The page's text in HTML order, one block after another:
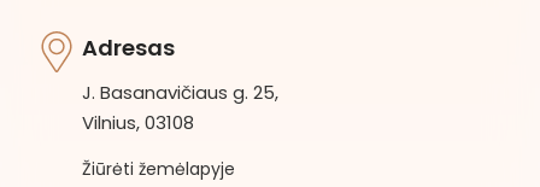
Adresas
J. Basanavičiaus g. 25,
Vilnius, 03108
Žiūrėti žemėlapyje